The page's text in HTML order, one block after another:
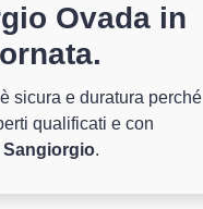
Ovada in
sicura e duratura perché
qualificati e con
.